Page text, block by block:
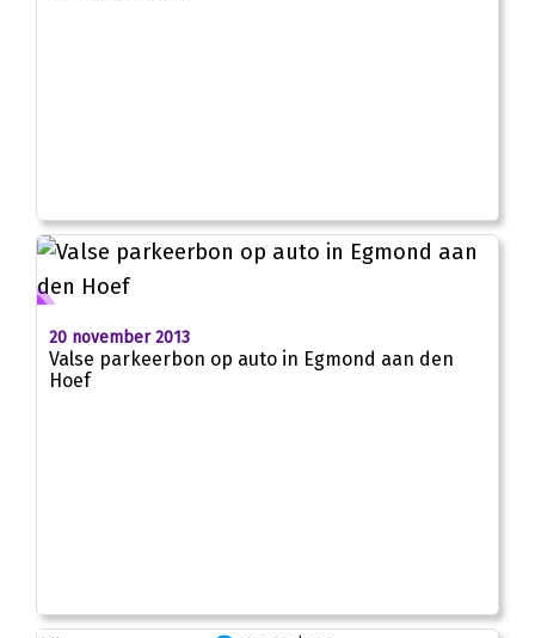
20 november 2013
Valse parkeerbon op auto in Egmond aan den
Hoef